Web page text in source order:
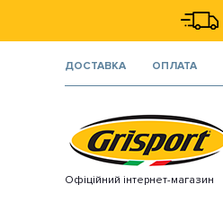
ДОCТАВКА ОПЛАТА
Офіційний інтернет-магазин